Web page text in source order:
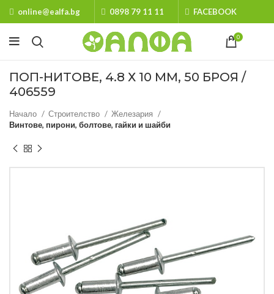
online@ealfa.bg 0898 79 11 11 FACEBOOK
0
ПОП-НИТОВЕ, 4.8 Х 10 ММ, 50 БРОЯ /
406559
Начало Строителство
Железария
Винтове, пирони, болтове, гайки и шайби